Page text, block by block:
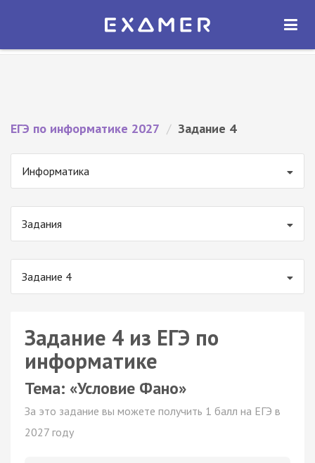
Экзамер — ЕГЭ 2027
ОТКРЫТЬ
ЕГЭ по информатике 2027 / Задание 4
Информатика
Задания
Задание 4
Задание 4 из ЕГЭ по
информатике
Тема: «Условие Фано»
За это задание вы можете получить 1 балл на ЕГЭ в
2027 году